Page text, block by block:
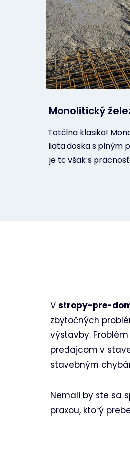
Monolitický
Totálna klasika!
liata doska s plným
je to však s
V stropy-pre-
zbytočných
výstavby.
predajcom v
stavebným
Nemali by ste sa
praxou, ktorý